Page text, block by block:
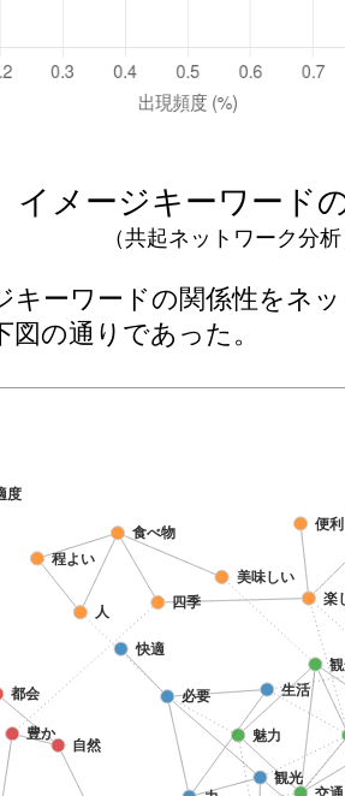
イメージキーワード
（共起ネットワーク分
キーワードの関係性をネ
図の通りであった。